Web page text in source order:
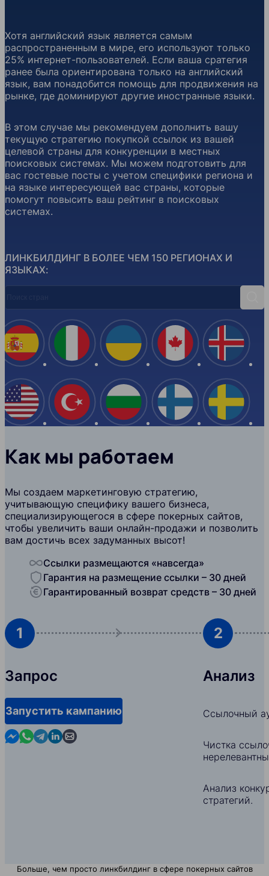
ЛИНКБИЛДИНГ В БОЛЕЕ ЧЕМ 150 РЕГИОНАХ И
ЯЗЫКАХ:
Хотя английский язык является самым
распространенным в мире, его используют только
25% интернет-пользователей. Если ваша сратегия
ранее была ориентирована только на английский
язык, вам понадобится помощь для продвижения на
рынке, где доминируют другие иностранные языки.
В этом случае мы рекомендуем дополнить вашу
текущую стратегию покупкой ссылок из вашей
целевой страны для конкуренции в местных
поисковых системах. Мы можем подготовить для
вас гостевые посты с учетом специфики региона и
на языке интересующей вас страны, которые
помогут повысить ваш рейтинг в поисковых
системах.
Испания
США
Италия
Турция
Украина
Болгария
Канада
Финляндия
Как мы работаем
Мы создаем маркетинговую стратегию,
учитывающую специфику вашего бизнеса,
специализирующегося в сфере покерных сайтов,
чтобы увеличить ваши онлайн-продажи и позволить
вам достичь всех задуманных высот!
Ссылки размещаются «навсегда»
Гарантия на размещение ссылки – 30 дней
Гарантированный возврат средств – 30 дней
1
Запрос
Запустить кампанию
Contact us in Messenger
Contact us in WhatsApp
Contact us in Telegram
Contact us in Linkedin
Contact us by email
2
Анализ
Ссылочный
Чистка
Анализ
стратегий.
Больше, чем просто линкбилдинг в сфере покерных сайтов